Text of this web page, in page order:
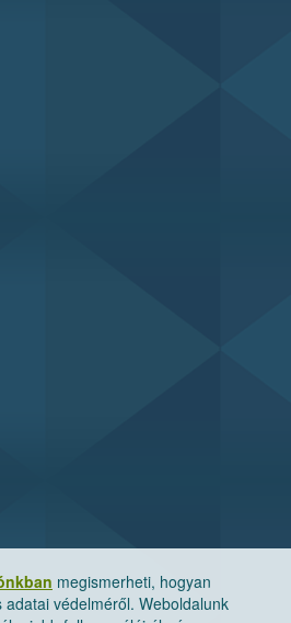
megismerheti, hogyan
védelméről. Weboldalunk